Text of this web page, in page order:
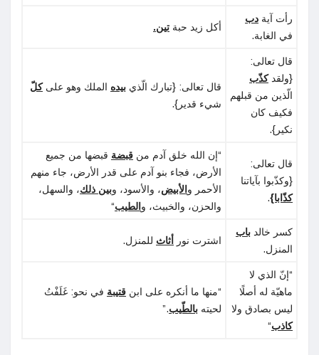
رأت آية دب
في الغابة.
أكل زيد حبة تين.
قال تعالى:
{ولقدكذّب
الّذين من قبلهم
فكيف كان
نكير}.
قال تعالى: {تبارك الّذي بيده الملك وهو علىكلّ
شيء قدير}.
قال تعالى:
{وكذّبوا بآياتنا
كذّابا}.
“إن الله خلق آدم من قبضة قبضها من جميع
الأرض، فجاء بنو آدم على قدر الأرض، جاء منهم
الأحمر و الأبيض، والأسود، وبين ذلك، والسهل،
والحزن، والخبيث، و الطيب“
كسر خالد باب
المنزل.
اشترت نور أثاث للمنزل.
“إنّ الذي لا
ماهيّة له أصلًا
ليس بصادق ولا
كاذب“
“منها ما أنكره على ابن قتيبة في نحو: غَلَفْتُ
لحيته بالطّيب.”